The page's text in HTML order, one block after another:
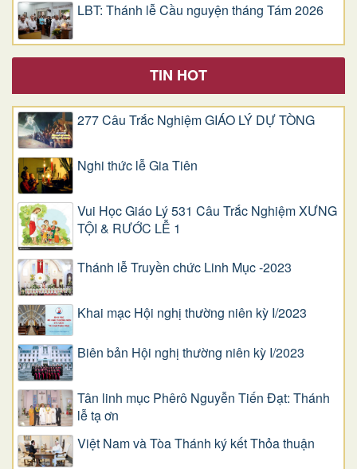
LBT: Thánh lễ Cầu nguyện tháng Tám 2026
TIN HOT
277 Câu Trắc Nghiệm GIÁO LÝ DỰ TÒNG
Nghi thức lễ Gia Tiên
Vui Học Giáo Lý 531 Câu Trắc Nghiệm XƯNG
TỘI & RƯỚC LỄ 1
Thánh lễ Truyền chức Linh Mục -2023
Khai mạc Hội nghị thường niên kỳ I/2023
Biên bản Hội nghị thường niên kỳ I/2023
Tân linh mục Phêrô Nguyễn Tiến Đạt: Thánh
lễ tạ ơn
Việt Nam và Tòa Thánh ký kết Thỏa thuận